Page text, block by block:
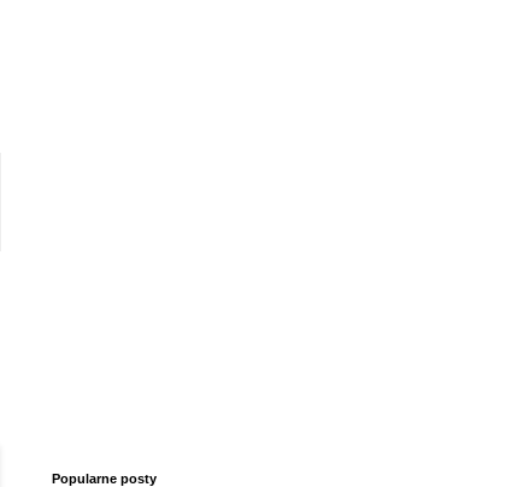
Popularne posty